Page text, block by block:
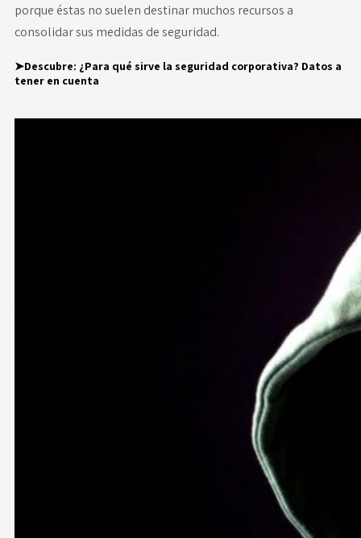
porque éstas no suelen destinar muchos recursos a
consolidar sus medidas de seguridad.
➤Descubre: ¿Para qué sirve la seguridad corporativa? Datos a
tener en cuenta